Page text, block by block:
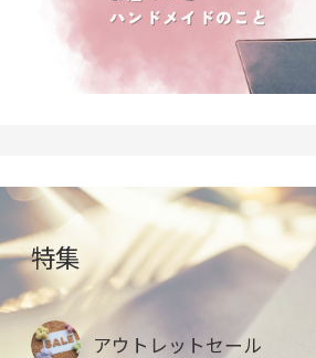
特集
アウトレットセール